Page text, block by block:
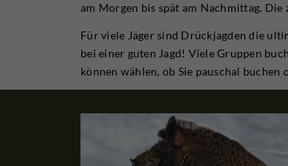
am Morgen bis spät am Nachmittag.
Für viele Jäger sind Drückjagden die
bei einer guten Jagd! Viele Gruppen
können wählen, ob Sie pauschal